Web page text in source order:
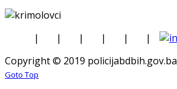
| | | | |
|
Copyright © 2019 policijabdbih.gov.ba
Goto Top